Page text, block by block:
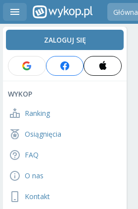
Główna
ZALOGUJ SIĘ
WYKOP
Ranking
Osiągnięcia
FAQ
O nas
Kontakt